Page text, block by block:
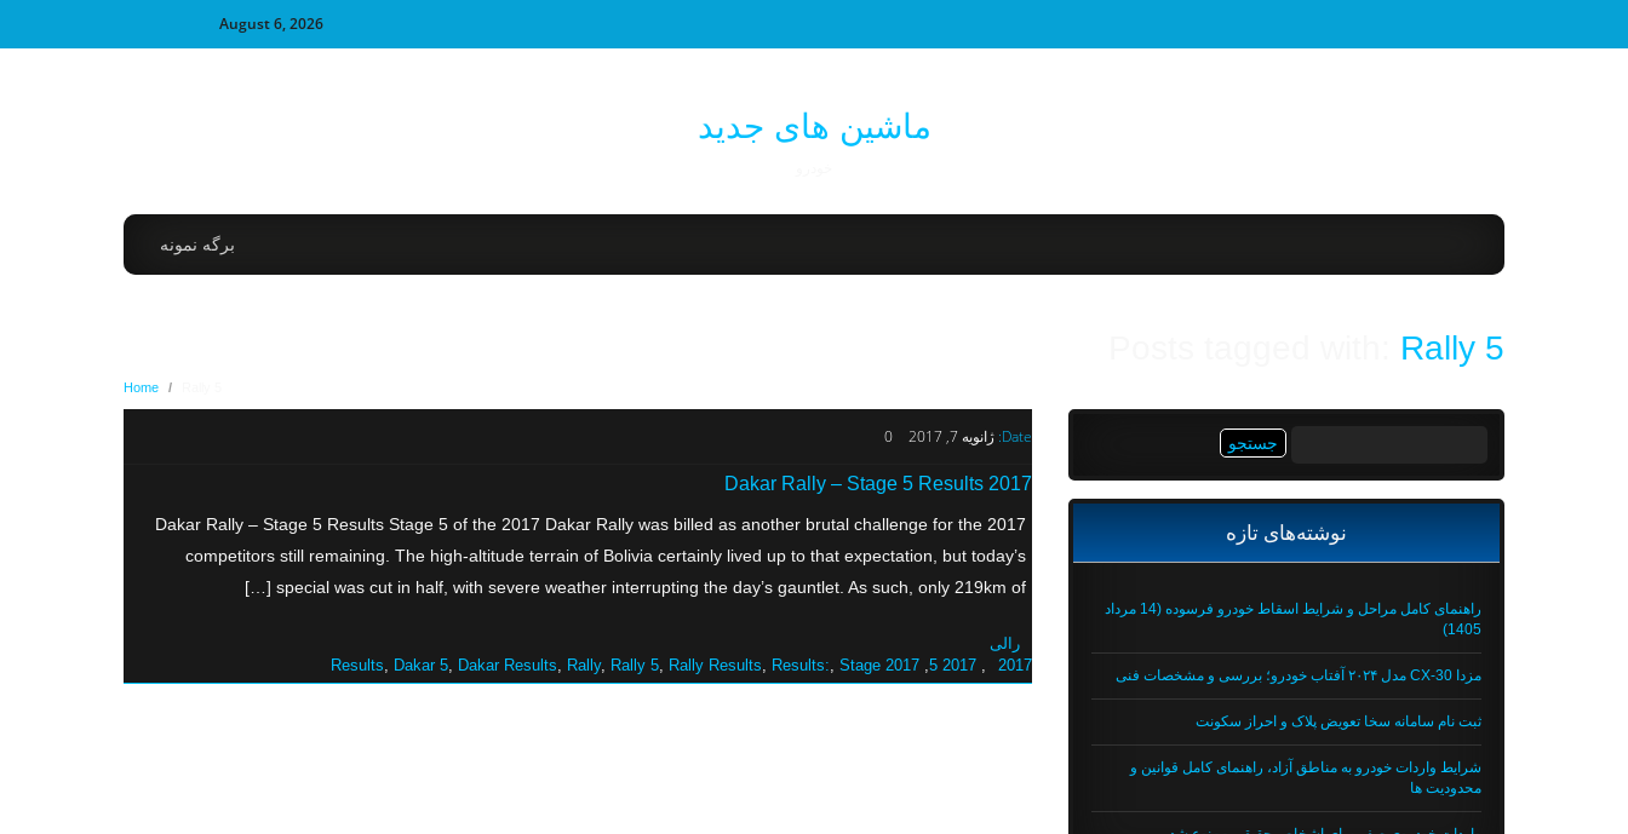
August 6, 2026
ماشین های جدید
برگه نمونه
Rally 5
Home /
Date: ژانویه 7, 2017 0
2017 Dakar Rally – Stage 5 Results
2017 Dakar Rally – Stage 5 Results Stage 5 of the 2017 Dakar Rally was billed as another brutal challenge for the
competitors still remaining. The high-altitude terrain of Bolivia certainly lived up to that expectation, but today’s
special was cut in half, with severe weather interrupting the day’s gauntlet. As such, only 219km of […]
رالی
2017
2017 5
2017 Results
Dakar 5 Dakar Results Rally, Rally 5 Rally Results Results: Stage
نوشته‌های تازه
راهنمای کامل مراحل و شرایط اسقاط خودرو فرسوده (14 مرداد
1405)
مزدا CX-30 مدل ۲۰۲۴ آفتاب خودرو؛ بررسی و مشخصات فنی
ثبت نام سامانه سخا تعویض پلاک و احراز سکونت
شرایط واردات خودرو به مناطق آزاد، راهنمای کامل قوانین و
محدودیت ها